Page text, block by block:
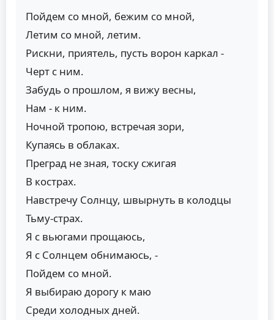
Пойдем со мной, бежим со мной,
Летим со мной, летим.
Рискни, приятель, пусть ворон каркал -
Черт с ним.
Забудь о прошлом, я вижу весны,
Нам - к ним.
Ночной тропою, встречая зори,
Купаясь в облаках.
Преград не зная, тоску сжигая
В кострах.
Навстречу Солнцу, швырнуть в колодцы
Тьму-страх.
Я с вьюгами прощаюсь,
Я с Солнцем обнимаюсь, -
Пойдем со мной.
Я выбираю дорогу к маю
Среди холодных дней.